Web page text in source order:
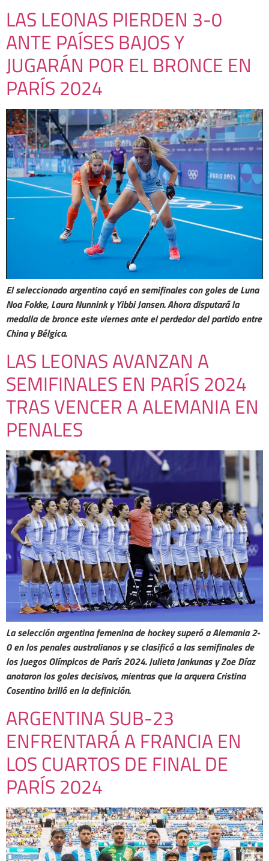
LAS LEONAS PIERDEN 3-0
ANTE PAÍSES BAJOS Y
JUGARÁN POR EL BRONCE EN
PARÍS 2024
El seleccionado argentino cayó en semifinales con goles de Luna
Noa Fokke, Laura Nunnink y Yibbi Jansen. Ahora disputará la
medalla de bronce este viernes ante el perdedor del partido entre
China y Bélgica.
LAS LEONAS AVANZAN A
SEMIFINALES EN PARÍS 2024
TRAS VENCER A ALEMANIA EN
PENALES
La selección argentina femenina de hockey superó a Alemania 2-
0 en los penales australianos y se clasificó a las semifinales de
los Juegos Olímpicos de París 2024. Julieta Jankunas y Zoe Díaz
anotaron los goles decisivos, mientras que la arquera Cristina
Cosentino brilló en la definición.
ARGENTINA SUB-23
ENFRENTARÁ A FRANCIA EN
LOS CUARTOS DE FINAL DE
PARÍS 2024